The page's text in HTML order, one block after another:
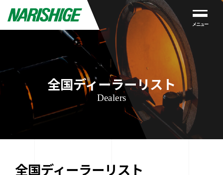
メニュー
全国ディーラーリスト
Dealers
全国ディーラーリスト